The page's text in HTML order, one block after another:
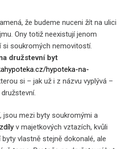
že budeme nuceni žít na ulici
Ony totiž neexistují jenom
si soukromých nemovitostí.
družstevní byt
hypoteka-na-
si – jak už i z názvu vyplývá –
jsou mezi byty soukromými a
v majetkových vztazích, kvůli
vlastně stejně dokonalé, ale